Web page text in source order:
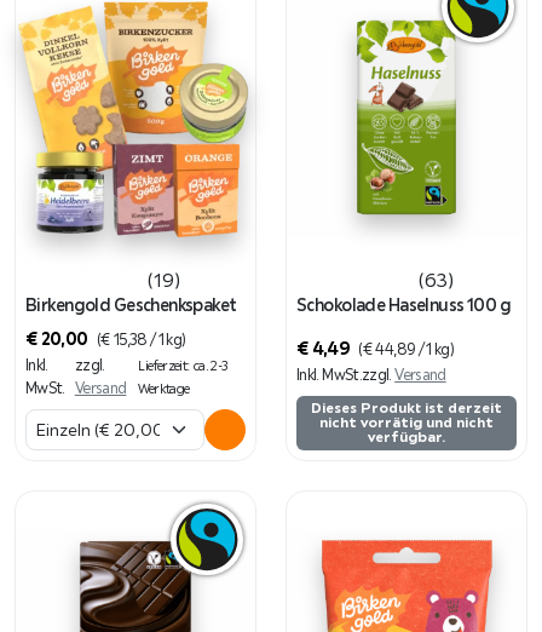
(19)
Birkengold Geschenkspaket
€ 20,00 (€ 15,38 / 1 kg)
Inkl.
MwSt.
zzgl.
Versand
Lieferzeit: ca. 2-3
Werktage
(63)
Schokolade Haselnuss 100 g
€ 4,49 (€44,89 / 1 kg)
Inkl. MwSt.zzgl.Versand
Dieses Produkt ist derzeit
nicht vorrätig und nicht
verfügbar.